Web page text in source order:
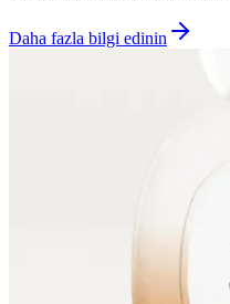
Daha fazla bilgi edinin